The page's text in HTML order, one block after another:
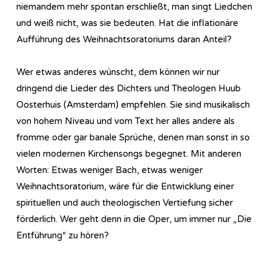
niemandem mehr spontan erschließt, man singt Liedchen
und weiß nicht, was sie bedeuten. Hat die inflationäre
Aufführung des Weihnachtsoratoriums daran Anteil?
Wer etwas anderes wünscht, dem können wir nur
dringend die Lieder des Dichters und Theologen Huub
Oosterhuis (Amsterdam) empfehlen. Sie sind musikalisch
von hohem Niveau und vom Text her alles andere als
fromme oder gar banale Sprüche, denen man sonst in so
vielen modernen Kirchensongs begegnet. Mit anderen
Worten: Etwas weniger Bach, etwas weniger
Weihnachtsoratorium, wäre für die Entwicklung einer
spirituellen und auch theologischen Vertiefung sicher
förderlich. Wer geht denn in die Oper, um immer nur „Die
Entführung“ zu hören?